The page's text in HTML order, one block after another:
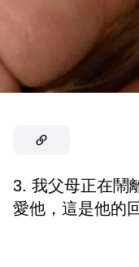
3. 我父母正在鬧
愛他，這是他的